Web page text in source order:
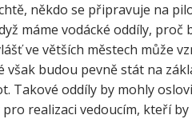
někdo se připravuje na
máme vodácké oddíly, proč
ve větších městech může
budou pevně stát na
Takové oddíly by mohly
realizaci vedoucím, kteří